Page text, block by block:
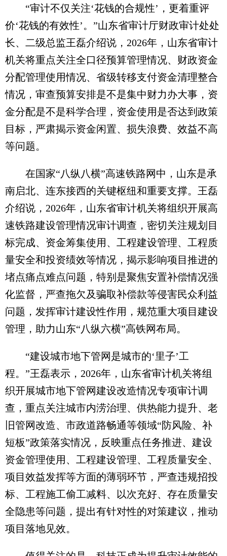
“审计不仅关注‘花钱的合规性’，更着重评
价‘花钱的有效性’。”山东省审计厅财政审计处处
长、二级总监王磊介绍说，2026年，山东省审计
机关将重点关注全口径预算管理情况、财政资金
分配管理使用情况、省级转移支付资金清理整合
情况，审查预算安排是不是集中财力办大事，资
金分配是不是科学合理，资金使用是否达到政策
目标，严肃揭示资金闲置、损失浪费、效益不高
等问题。
在国家“八纵八横”高速铁路网中，山东是承
南启北、连东接西的关键枢纽和重要支撑。王磊
介绍说，2026年，山东省审计机关将组织开展高
速铁路建设管理情况审计调查，密切关注规划目
标完成、资金筹集使用、工程建设管理、工程质
量安全和投资绩效等情况，揭示影响项目推进的
堵点痛点难点问题，特别是聚焦安置补偿情况强
化监督，严查拖欠及骗取补偿款等侵害民众利益
问题，发挥审计建设性作用，规范重大项目建设
管理，助力山东“八纵六横”高铁网布局。
“建设城市地下管网是城市的‘里子’工
程。”王磊表示，2026年，山东省审计机关将组
织开展城市地下管网建设改造情况专项审计调
查，重点关注城市内涝治理、供热能力提升、老
旧管网改造、市政道路畅通等领域“防风险、补
短板”政策落实情况，反映重点任务推进、建设
资金管理使用、工程建设管理、工程质量安全、
项目效益发挥等方面的薄弱环节，严查违规招投
标、工程施工偷工减料、以次充好、存在质量安
全隐患等问题，提出有针对性的对策建议，推动
项目落地见效。